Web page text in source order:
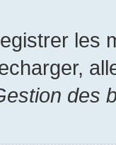
des